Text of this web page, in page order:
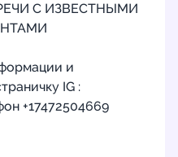
С ИЗВЕСТНЫМИ
и
IG :
+17472504669